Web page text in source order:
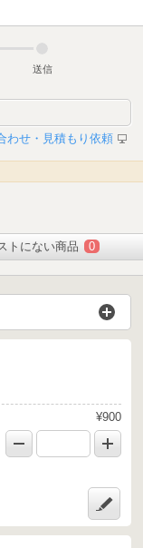
送信
わせ・見積もり依頼
トにない商品 0
¥900